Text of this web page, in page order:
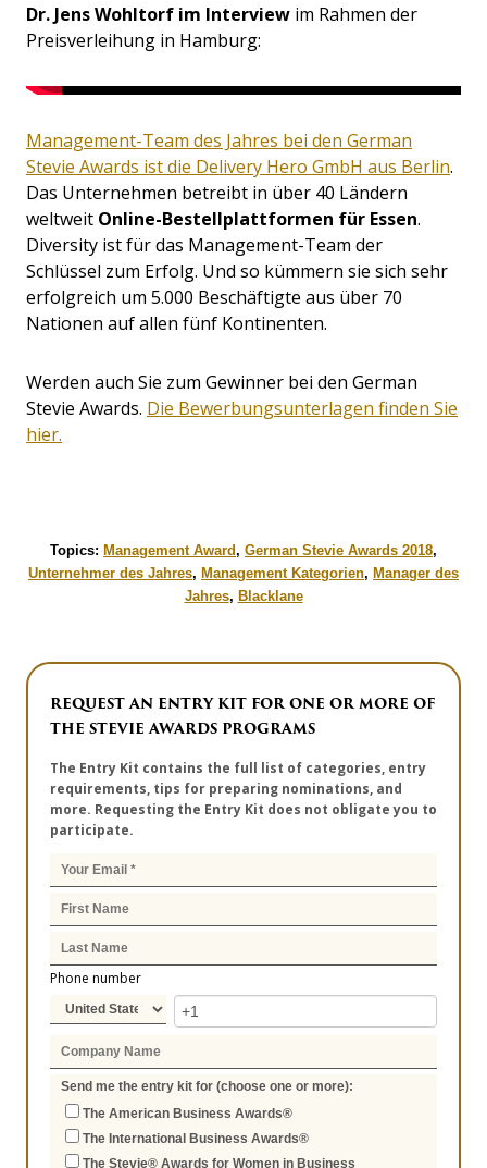
Dr. Jens Wohltorf im Interview im Rahmen der
Preisverleihung in Hamburg:
Management-Team des Jahres bei den German
Stevie Awards ist die Delivery Hero GmbH aus Berlin.
Das Unternehmen betreibt in über 40 Ländern
weltweit Online-Bestellplattformen für Essen.
Diversity ist für das Management-Team der
Schlüssel zum Erfolg. Und so kümmern sie sich sehr
erfolgreich um 5.000 Beschäftigte aus über 70
Nationen auf allen fünf Kontinenten.
Werden auch Sie zum Gewinner bei den German
Stevie Awards. Die Bewerbungsunterlagen finden Sie
hier.
Topics: Management Award, German Stevie Awards 2018,
Unternehmer des Jahres, Management Kategorien, Manager des
Jahres, Blacklane
REQUEST AN ENTRY KIT FOR ONE OR MORE OF
THE STEVIE AWARDS PROGRAMS
The Entry Kit contains the full list of categories, entry
requirements, tips for preparing nominations, and
more. Requesting the Entry Kit does not obligate you to
participate.
Phone number
Send me the entry kit for (choose one or more):
The American Business Awards®
The International Business Awards®
The Stevie® Awards for Women in Business